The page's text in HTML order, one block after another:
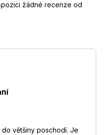
žádné recenze od
většiny poschodí. Je